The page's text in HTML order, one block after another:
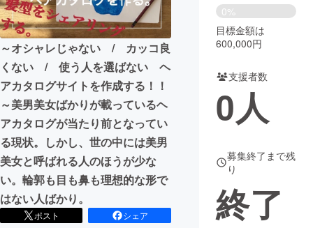
ビジネス・起業 チャレンジ
まちづくり・地域活性化
CAMPFIRE for Social Good
CAMPFIRE Creation
CAMPFIREふるさと納税 machi-ya コミュニティ
～オシャレじゃない / カッコ良
くない / 使う人を選ばない ヘ
アカタログサイトを作成する！！
～美男美女ばかりが載っているヘ
アカタログが当たり前となってい
る現状。しかし、世の中には美男
美女と呼ばれる人のほうが少な
い。輪郭も目も鼻も理想的な形で
はない人ばかり。
ポスト
シェア
0%
目標金額は
600,000円
支援者数
0人
募集終了まで残
り
終了